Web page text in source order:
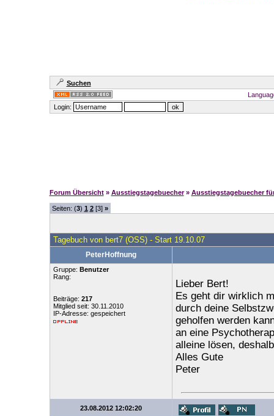
Suchen
Login:
Forum Übersicht » Ausstiegstagebuecher » Ausstiegstagebuecher
Seiten: (3) 1 2[3] »
Tagebuch von bert7 (OSS) - Start 19.10.07
PeterHoffnung
Gruppe: Benutzer
Rang:
Beiträge: 217
Mitglied seit: 30.11.2010
IP-Adresse: gespeichert
Lieber Bert!
Es geht dir wirklich
durch deine
geholfen werden
an eine
alleine lösen,
Alles Gute
Peter
23.08.2012 12:02:20